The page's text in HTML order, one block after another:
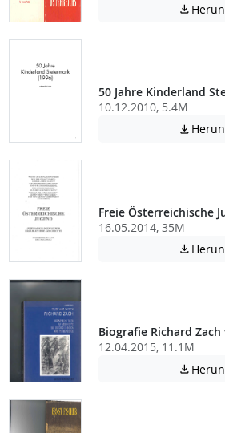

50 Jahre Kinderland
10.12.2010, 5.4M

Freie Österreichische
16.05.2014, 35M

Biografie Richard
12.04.2015, 11.1M
